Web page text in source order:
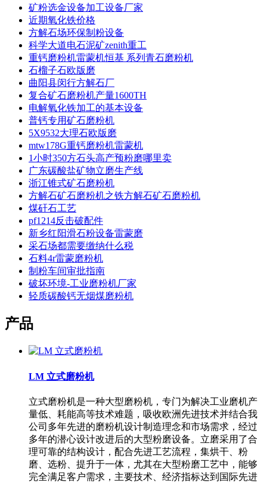
矿粉选金设备加工设备厂家
近期氧化铁价格
方解石场环保制粉设备
科学大道电石泥矿zenith重工
重钙磨粉机雷蒙机恒基 系列青石磨粉机
石榴子石欧版磨
曲阳县闵行方解石厂
复合矿石磨粉机产量1600TH
电解氧化铁加工的基本设备
普钙专用矿石磨粉机
5X9532大理石欧版磨
mtw178G重钙磨粉机雷蒙机
1小时350方石头高产预粉磨哪里卖
广东碳酸盐矿物立磨生产线
浙江锥式矿石磨粉机
方解石矿石磨粉机之铁方解石矿石磨粉机
煤矸石工艺
pf1214反击破配件
新乡红阳滑石粉设备雷蒙磨
采石场都需要缴纳什么税
石料4r雷蒙磨粉机
制粉车间审批指南
破坏环境-工业磨粉机厂家
轻质碳酸钙无烟煤磨粉机
产品
LM 立式磨粉机
立式磨粉机是一种大型磨粉机，专门为解决工业磨机产
量低、耗能高等技术难题，吸收欧洲先进技术并结合我
公司多年先进的磨粉机设计制造理念和市场需求，经过
多年的潜心设计改进后的大型粉磨设备。立磨采用了合
理可靠的结构设计，配合先进工艺流程，集烘干、粉
磨、选粉、提升于一体，尤其在大型粉磨工艺中，能够
完全满足客户需求，主要技术、经济指标达到国际先进